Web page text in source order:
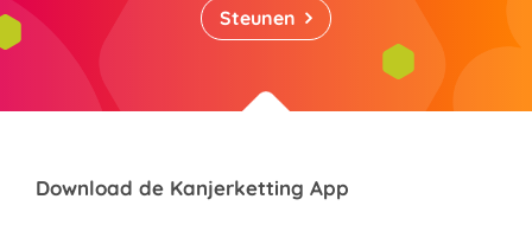
Steunen
Download de Kanjerketting App